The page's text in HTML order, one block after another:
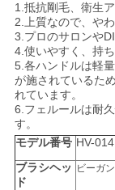
1.抵抗剛毛、衛生
2.上質なので、や
3.プロのサロンや
4.使いやすく、持
5.各ハンドルは軽
が施されているた
れています。
6.フェルールは耐
す。
モデル番号 HV-014
ブラシヘッ
ド
ビーガ